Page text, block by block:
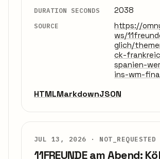
DURATION SECONDS 2038
SOURCE
https://
ws/
glich/
ck-
spanien-
ins-wm-
HTMLMarkdownJSON
JUL 13, 2026 · NOT_REQUESTED
11FREUNDE am Abend: